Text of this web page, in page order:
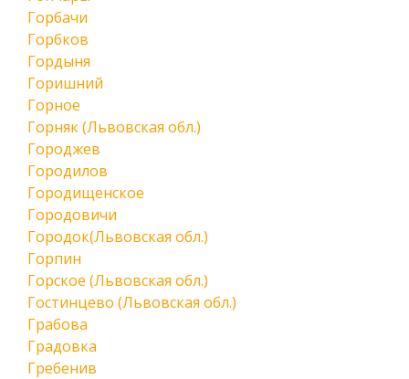
Горбачи
Горбков
Гордыня
Горишний
Горное
Горняк (Львовская обл.)
Городжев
Городилов
Городищенское
Городовичи
Городок(Львовская обл.)
Горпин
Горское (Львовская обл.)
Гостинцево (Львовская обл.)
Грабова
Градовка
Гребенив